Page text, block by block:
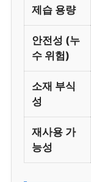
제습 용량
안전성 (누
수 위험)
소재 부식
성
재사용 가
능성